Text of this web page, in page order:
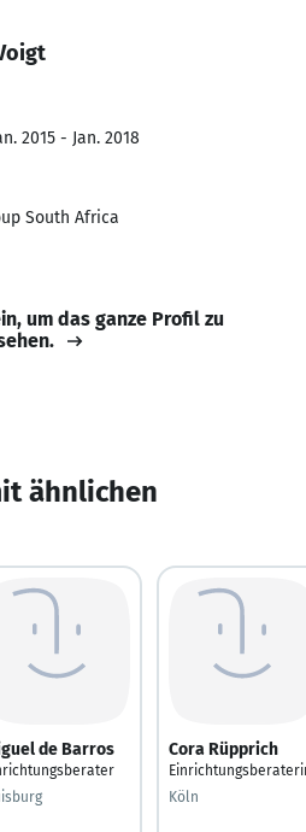
2015 - Jan. 2018
South Africa
um das ganze Profil zu
ähnlichen
de Barros Cora Rüpprich
Köln